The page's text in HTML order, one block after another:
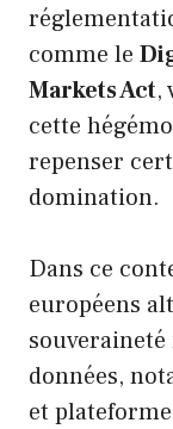
comme le
Markets Act,
cette
repenser
domination.
Dans ce
européens
données,
et